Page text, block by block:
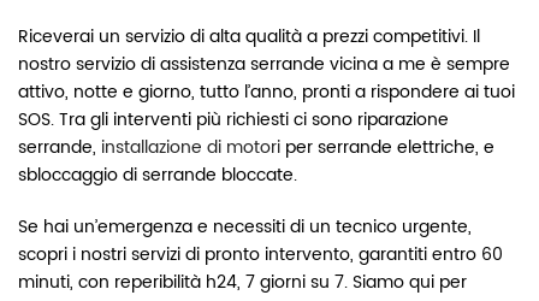
Riceverai un servizio di alta qualità a prezzi competitivi. Il
nostro servizio di assistenza serrande vicina a me è sempre
attivo, notte e giorno, tutto l’anno, pronti a rispondere ai tuoi
SOS. Tra gli interventi più richiesti ci sono riparazione
serrande, installazione di motori per serrande elettriche, e
sbloccaggio di serrande bloccate.
Se hai un’emergenza e necessiti di un tecnico urgente,
scopri i nostri servizi di pronto intervento, garantiti entro 60
minuti, con reperibilità h24, 7 giorni su 7. Siamo qui per